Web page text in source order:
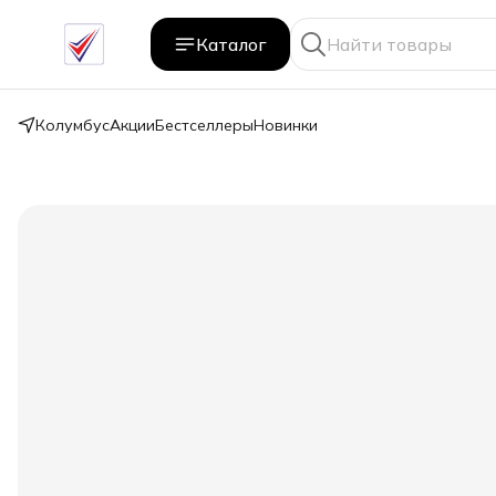
Каталог
КолумбусАкцииБестселлерыНовинки